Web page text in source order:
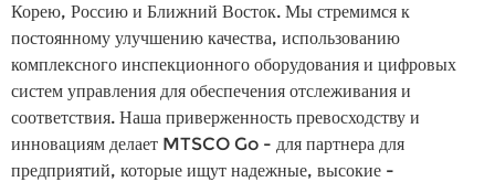
Корею, Россию и Ближний Восток. Мы стремимся к
постоянному улучшению качества, использованию
комплексного инспекционного оборудования и цифровых
систем управления для обеспечения отслеживания и
соответствия. Наша приверженность превосходству и
инновациям делает MTSCO Go - для партнера для
предприятий, которые ищут надежные, высокие -